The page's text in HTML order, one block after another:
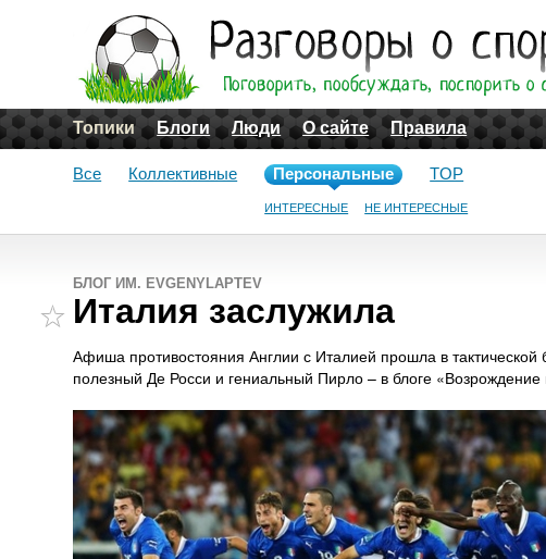
Топики Блоги Люди О сайте Правила
Все Коллективные Персональные
ИНТЕРЕСНЫЕ НЕ ИНТЕРЕСНЫЕ
TOP
БЛОГ ИМ. EVGENYLAPTEV
Италия заслужила
Афиша противостояния Англии с Италией прошла в
полезный Де Росси и гениальный Пирло – в блоге «Возрождение